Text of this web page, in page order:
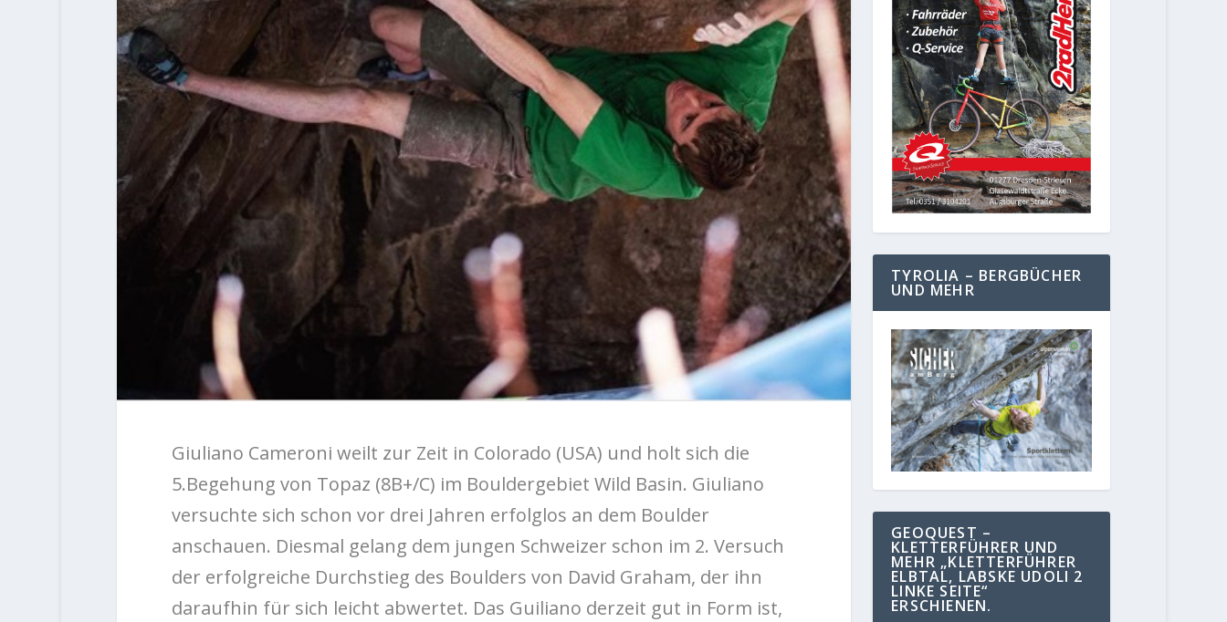
Giuliano Cameroni weilt zur Zeit in Colorado (USA) und holt sich die
5.Begehung von Topaz (8B+/C) im Bouldergebiet Wild Basin. Giuliano
versuchte sich schon vor drei Jahren erfolglos an dem Boulder
anschauen. Diesmal gelang dem jungen Schweizer schon im 2. Versuch
der erfolgreiche Durchstieg des Boulders von David Graham, der ihn
daraufhin für sich leicht abwertet. Das Guiliano derzeit gut in Form ist,
TYROLIA – BERGBÜCHER
UND MEHR
GEOQUEST –
KLETTERFÜHRER UND
MEHR „KLETTERFÜHRER
ELBTAL, LABSKE UDOLI 2
LINKE SEITE“
ERSCHIENEN.